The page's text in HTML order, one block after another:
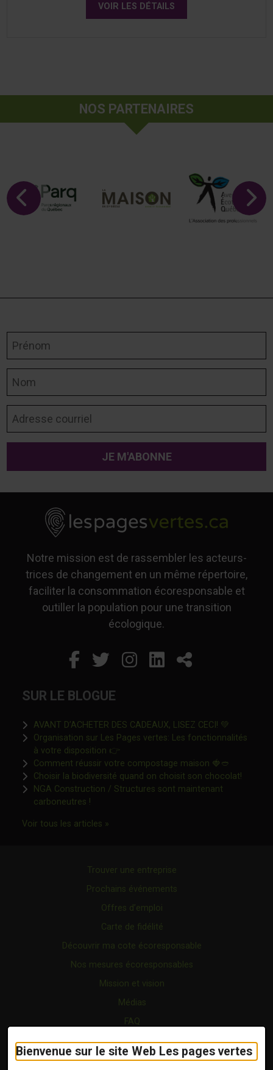
Bienvenue sur le site Web Les pages vertes
VOIR LES DÉTAILS
NOS PARTENAIRES
Notre mission est de rassembler les acteurs-
trices de changement en un même répertoire,
faciliter la consommation écoresponsable et
outiller la population pour une transition
écologique.
Facebook
Ce lien s'ouvrira dans
Twitter
Ce lien s'ouvrira
Instagram
Ce lien s'ouvrira
LinkedIn
Ce lien
Partager
SUR LE BLOGUE
AVANT D’ACHETER DES CADEAUX, LISEZ CECI! 💚
Organisation sur Les Pages vertes: Les fonctionnalités
à votre disposition 👉Ce lien s'ouvrira dans une nouvelle
Comment réussir votre compostage maison 🍓🥙
Choisir la biodiversité quand on choisit son chocolat!Ce lien
NGA Construction / Structures sont maintenant
carboneutres !Ce lien s'ouvrira dans une nouvelle fenêtre"
Voir tous les articles »Ce lien s'ouvrira dans une nouvelle
Trouver une entreprise
Prochains événements
Offres d’emploi
Carte de fidélité
Découvrir ma cote écoresponsable
Nos mesures écoresponsables
Mission et vision
Médias
FAQ
Forfaits
Certification écoresponsable